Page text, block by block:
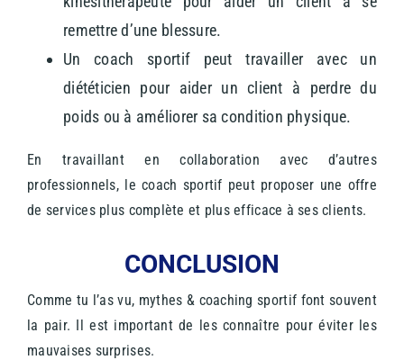
remettre d’une blessure.
Un coach sportif peut travailler avec un
diététicien pour aider un client à perdre du
poids ou à améliorer sa condition physique.
En travaillant en collaboration avec d’autres
professionnels, le coach sportif peut proposer une offre
de services plus complète et plus efficace à ses clients.
CONCLUSION
Comme tu l’as vu, mythes & coaching sportif font souvent
la pair. Il est important de les connaître pour éviter les
mauvaises surprises.